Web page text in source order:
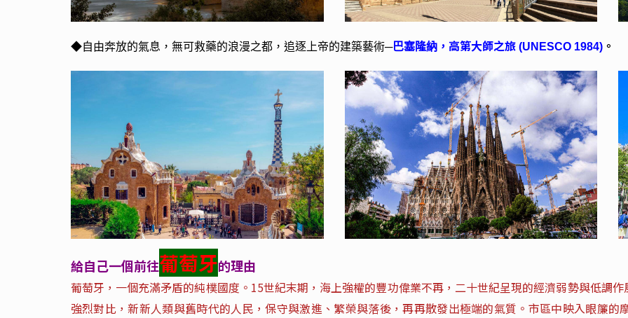
◆自由奔放的氣息，無可救藥的浪漫之都，追逐上帝的建築藝術─巴塞隆納， 高第大師之旅(UNESCO 1984)。
給自己一個前往葡萄牙的理由
葡萄牙，一個充滿矛盾的純樸國度。15世紀末期，海上強權的豐功偉業不再，二十世紀呈現的經濟弱勢與低調
強烈對比，新新人類與舊時代的人民，保守與激進、繁榮與落後，再再散發出極端的氣質。市區中映入眼簾